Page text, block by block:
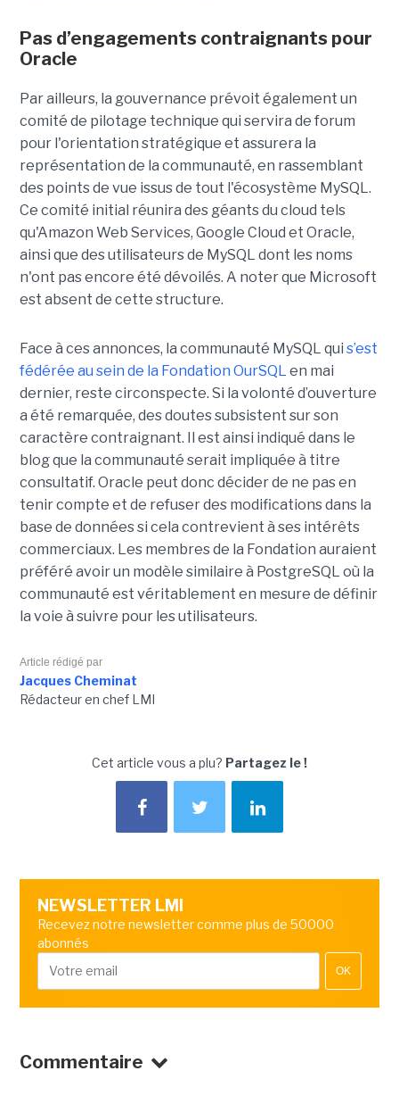
Pas d’engagements contraignants pour
Oracle
Par ailleurs, la gouvernance prévoit également un
comité de pilotage technique qui servira de forum
pour l'orientation stratégique et assurera la
représentation de la communauté, en rassemblant
des points de vue issus de tout l'écosystème MySQL.
Ce comité initial réunira des géants du cloud tels
qu'Amazon Web Services, Google Cloud et Oracle,
ainsi que des utilisateurs de MySQL dont les noms
n'ont pas encore été dévoilés. A noter que Microsoft
est absent de cette structure.
Face à ces annonces, la communauté MySQL qui s’est
fédérée au sein de la Fondation OurSQL en mai
dernier, reste circonspecte. Si la volonté d’ouverture
a été remarquée, des doutes subsistent sur son
caractère contraignant. Il est ainsi indiqué dans le
blog que la communauté serait impliquée à titre
consultatif. Oracle peut donc décider de ne pas en
tenir compte et de refuser des modifications dans la
base de données si cela contrevient à ses intérêts
commerciaux. Les membres de la Fondation auraient
préféré avoir un modèle similaire à PostgreSQL où la
communauté est véritablement en mesure de définir
la voie à suivre pour les utilisateurs.
Article rédigé par
Jacques Cheminat
Rédacteur en chef LMI
Cet article vous a plu? Partagez le !
NEWSLETTER LMI
Recevez notre newsletter comme plus de 50000
abonnés
OK
Commentaire